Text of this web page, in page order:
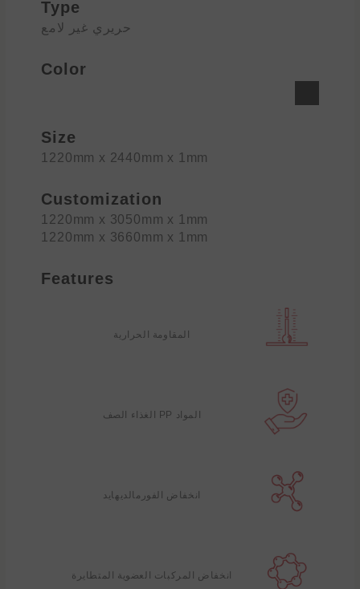
Type
حريري غير لامع
Color
Size
1220mm x 2440mm x 1mm
Customization
1220mm x 3050mm x 1mm
1220mm x 3660mm x 1mm
Features
المقاومة الحرارية
المواد PP الغذاء الصف
انخفاض الفورمالديهايد
انخفاض المركبات العضوية المتطايرة